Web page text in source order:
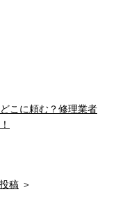
こに頼む？修理業者
稿 ＞